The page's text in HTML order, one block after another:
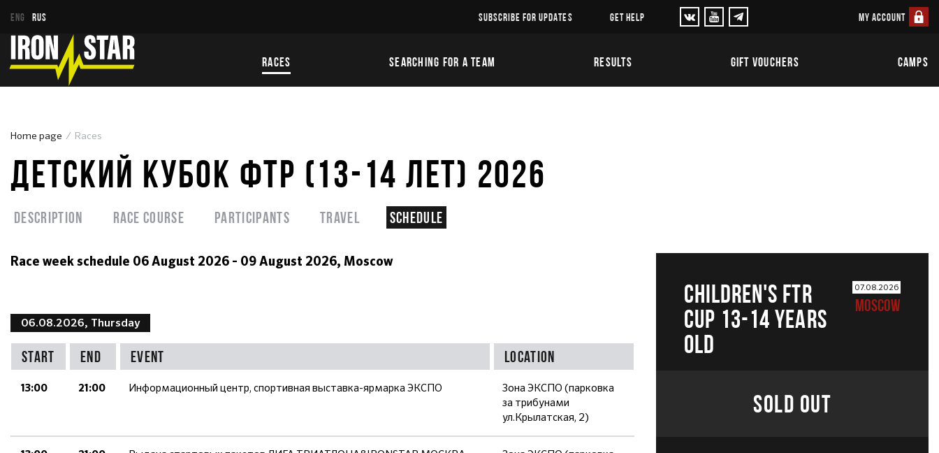
ENG RUS SUBSCRIBE FOR UPDATES GET HELP MY ACCOUNT
RACES SEARCHING FOR A TEAM RESULTS GIFT VOUCHERS CAMPS
Home page Races
ДЕТСКИЙ КУБОК ФТР (13-14 ЛЕТ) 2026
Description Race course Participants Travel Schedule
Race week schedule 06 August 2026 - 09 August 2026, Moscow
06.08.2026, Thursday
Start End Event Location
13:00 21:00 Информационный центр, спортивная выставка-ярмарка ЭКСПО
Зона ЭКСПО (парковка
за трибунами
ул.Крылатская, 2)
CHILDREN'S FTR
CUP 13-14 years
old
07.08.2026
MOSCOW
SOLD OUT